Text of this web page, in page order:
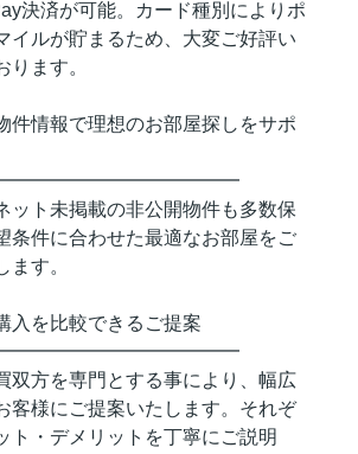
決済が可能。カード種別によりポ
イルが貯まるため、大変ご好評い
ります。
件情報で理想のお部屋探しをサポ
ット未掲載の非公開物件も多数保
条件に合わせた最適なお部屋をご
ます。
入を比較できるご提案
双方を専門とする事により、幅広
客様にご提案いたします。それぞ
ト・デメリットを丁寧にご説明